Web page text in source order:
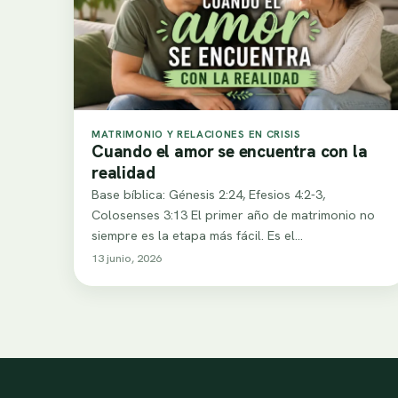
MATRIMONIO Y RELACIONES EN CRISIS
Cuando el amor se encuentra con la
realidad
Base bíblica: Génesis 2:24, Efesios 4:2-3,
Colosenses 3:13 El primer año de matrimonio no
siempre es la etapa más fácil. Es el…
13 junio, 2026